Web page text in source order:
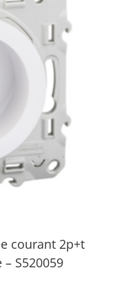
courant 2p+t
S520059